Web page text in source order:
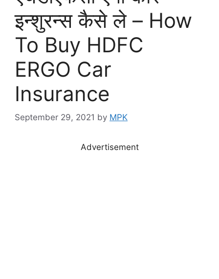
इन्शुरन्स कैसे ले – How
To Buy HDFC
ERGO Car
Insurance
September 29, 2021 by MPK
Advertisement